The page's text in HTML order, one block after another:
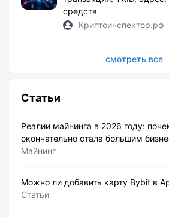
средств
Криптоинспектор.рф
смотреть все
Статьи
Реалии майнинга в 2026 году:
окончательно стала большим
Майнинг
Можно ли добавить карту Bybit в
Статьи